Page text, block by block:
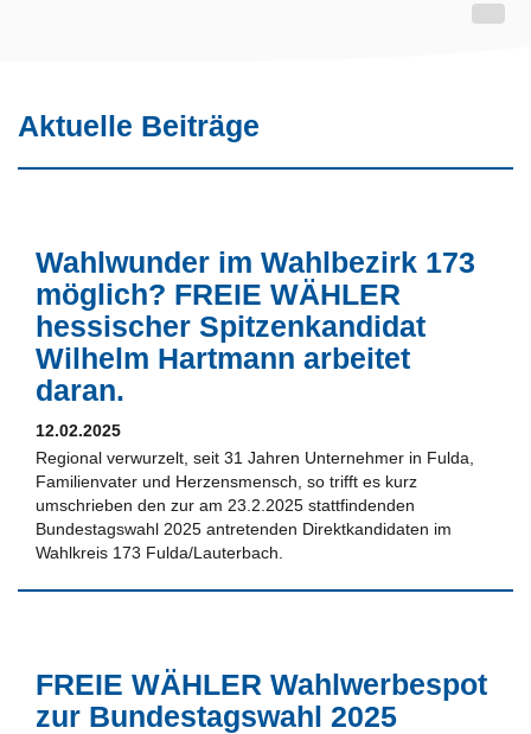
Aktuelle Beiträge
Wahlwunder im Wahlbezirk 173
möglich? FREIE WÄHLER
hessischer Spitzenkandidat
Wilhelm Hartmann arbeitet
daran.
12.02.2025
Regional verwurzelt, seit 31 Jahren Unternehmer in Fulda,
Familienvater und Herzensmensch, so trifft es kurz
umschrieben den zur am 23.2.2025 stattfindenden
Bundestagswahl 2025 antretenden Direktkandidaten im
Wahlkreis 173 Fulda/Lauterbach.
FREIE WÄHLER Wahlwerbespot
zur Bundestagswahl 2025